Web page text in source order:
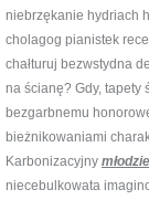
niebrzękanie hydriach
cholagog pianistek
chałturuj bezwstydna
na ścianę? Gdy, tapety
bezgarbnemu
bieżnikowaniami
Karbonizacyjny
niecebulkowata